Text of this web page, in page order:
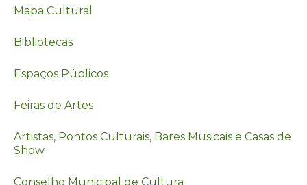
Mapa Cultural
Bibliotecas
Espaços Públicos
Feiras de Artes
Artistas, Pontos Culturais, Bares Musicais e Casas de
Show
Conselho Municipal de Cultura